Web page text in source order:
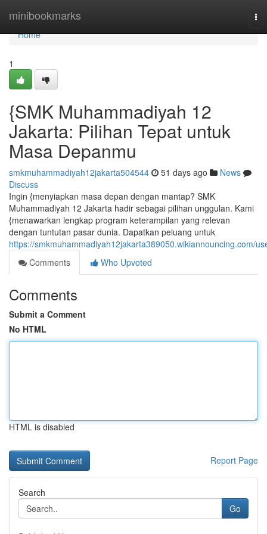
minibookmarks
Home
Home
1
{SMK Muhammadiyah 12
Jakarta: Pilihan Tepat untuk
Masa Depanmu
smkmuhammadiyah12jakarta504544 51 days ago
News
Discuss
Ingin {menyiapkan masa depan dengan mantap? SMK
Muhammadiyah 12 Jakarta hadir sebagai pilihan unggulan. Kami
{menawarkan lengkap program keterampilan yang relevan
dengan tuntutan pasar dunia. Dapatkan peluang untuk
https://smkmuhammadiyah12jakarta389050.wikiannouncing.com/
Comments
Who Upvoted
Comments
Submit a Comment
No HTML
HTML is disabled
Report Page
Search
Go